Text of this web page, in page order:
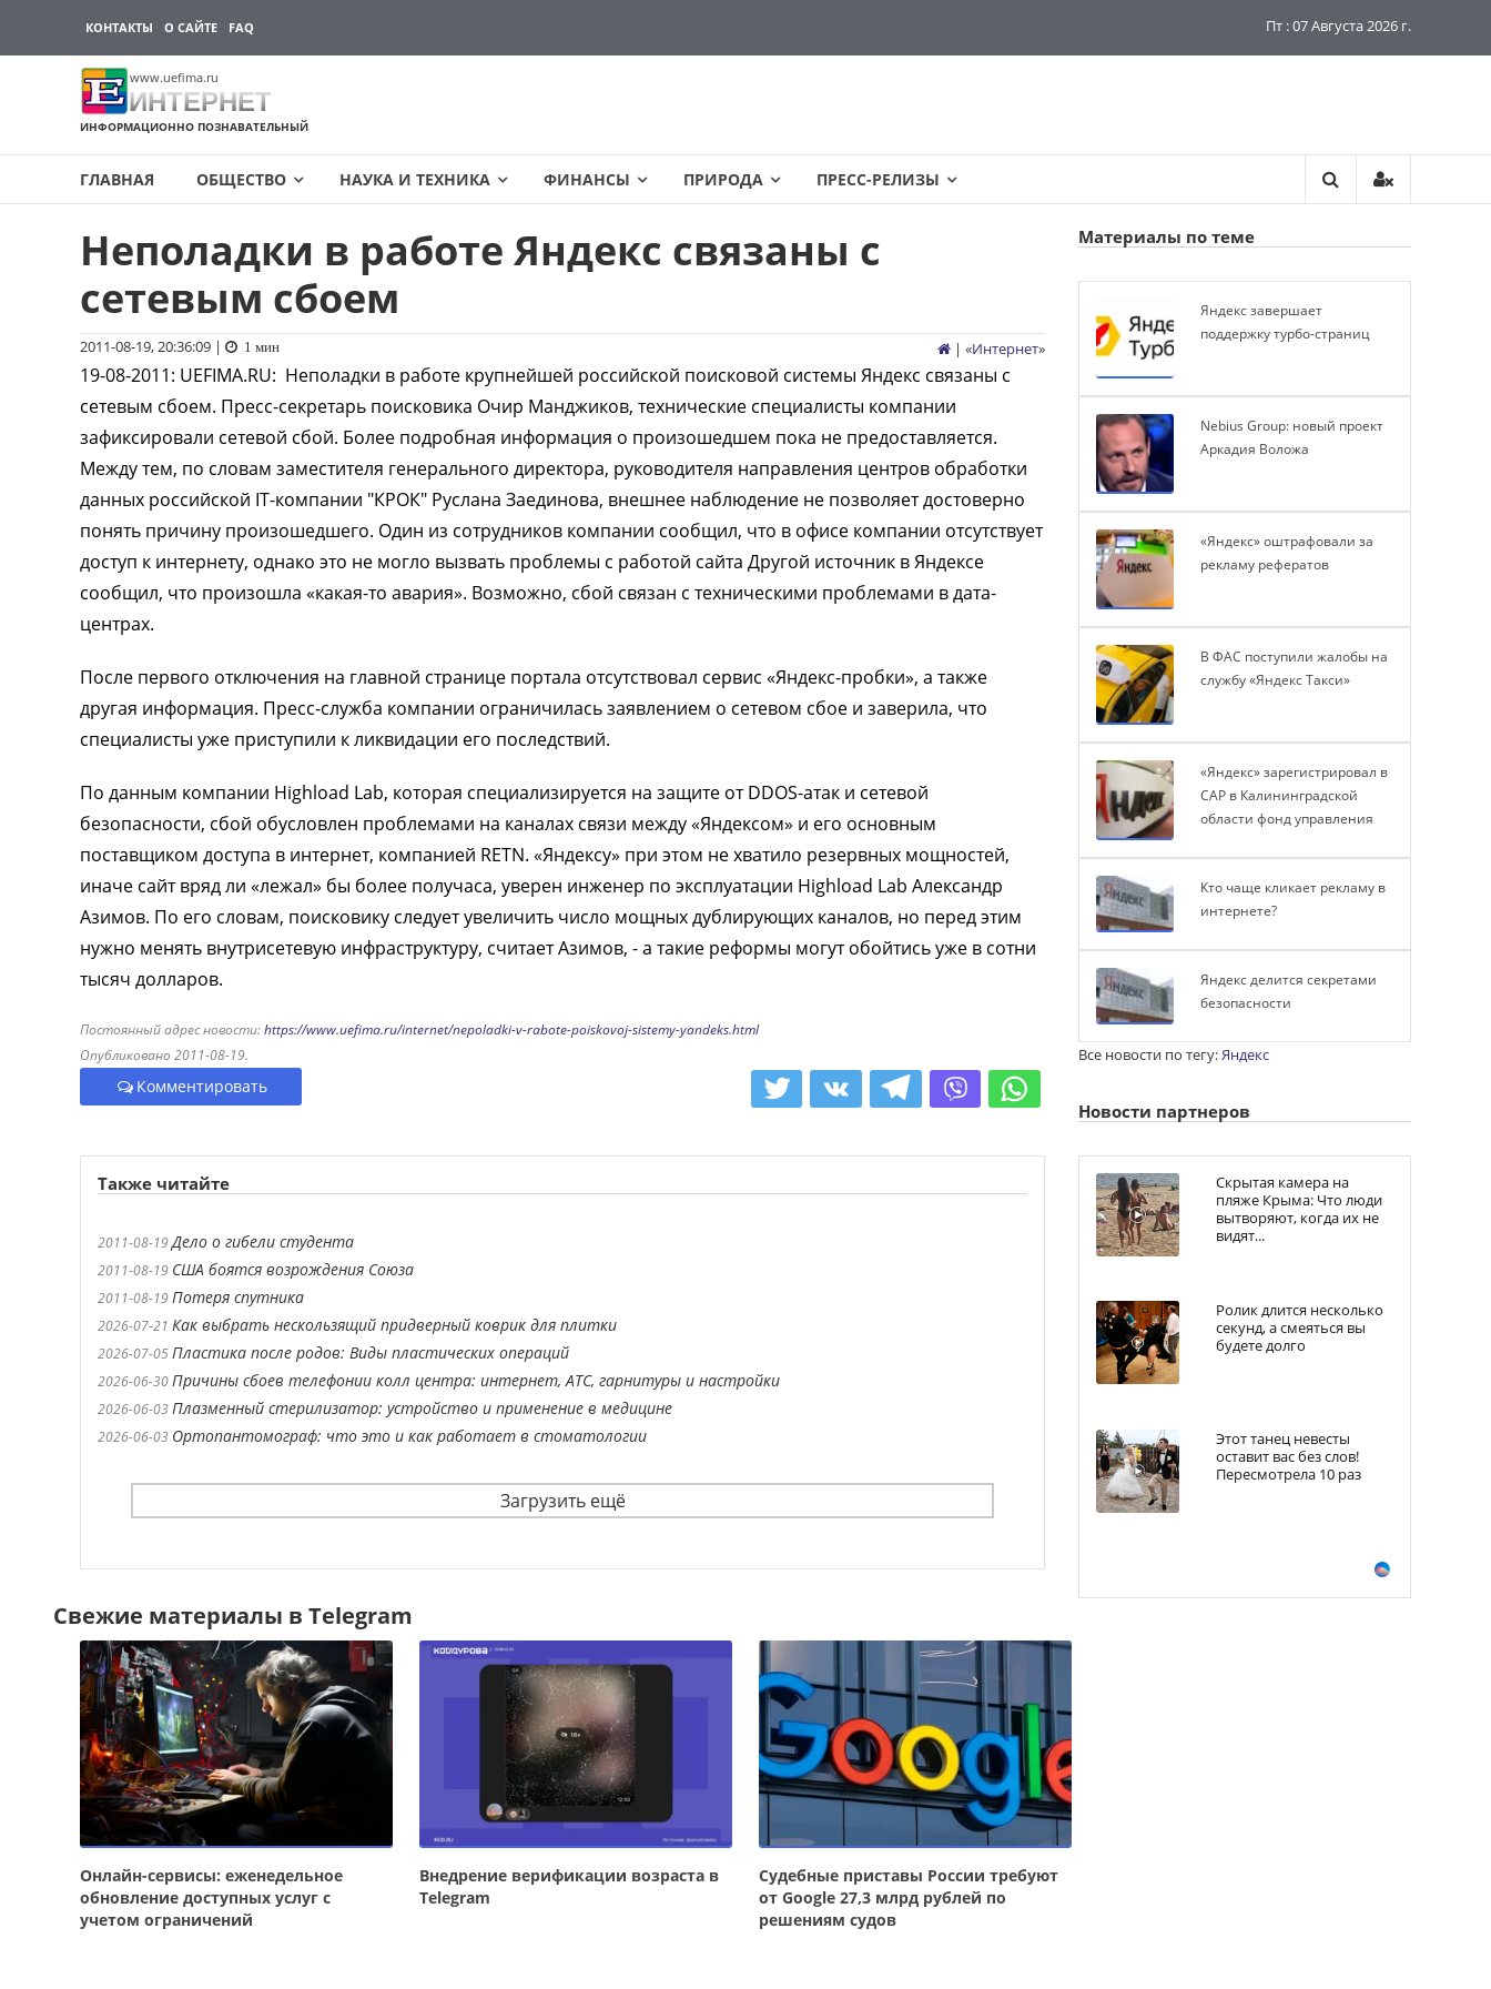
КОНТАКТЫ О САЙТЕ FAQ Пт : 07 Августа 2026 г.
www.uefima.ru
ИНТЕРНЕТ
ИНФОРМАЦИОННО ПОЗНАВАТЕЛЬНЫЙ
ГЛАВНАЯ ОБЩЕСТВО НАУКА И ТЕХНИКА ФИНАНСЫ ПРИРОДА ПРЕСС-РЕЛИЗЫ
содержимому
Неполадки в работе Яндекс связаны с
сетевым сбоем
2011-08-19, 20:36:09 | 1 мин | «Интернет»
19-08-2011: UEFIMA.RU: Неполадки в работе крупнейшей российской поисковой системы Яндекс связаны с
сетевым сбоем. Пресс-секретарь поисковика Очир Манджиков, технические специалисты компании
зафиксировали сетевой сбой. Более подробная информация о произошедшем пока не предоставляется.
Между тем, по словам заместителя генерального директора, руководителя направления центров обработки
данных российской IT-компании "КРОК" Руслана Заединова, внешнее наблюдение не позволяет достоверно
понять причину произошедшего. Один из сотрудников компании сообщил, что в офисе компании отсутствует
доступ к интернету, однако это не могло вызвать проблемы с работой сайта Другой источник в Яндексе
сообщил, что произошла «какая-то авария». Возможно, сбой связан с техническими проблемами в дата-
центрах.
После первого отключения на главной странице портала отсутствовал сервис «Яндекс-пробки», а также
другая информация. Пресс-служба компании ограничилась заявлением о сетевом сбое и заверила, что
специалисты уже приступили к ликвидации его последствий.
По данным компании Highload Lab, которая специализируется на защите от DDOS-атак и сетевой
безопасности, сбой обусловлен проблемами на каналах связи между «Яндексом» и его основным
поставщиком доступа в интернет, компанией RETN. «Яндексу» при этом не хватило резервных мощностей,
иначе сайт вряд ли «лежал» бы более получаса, уверен инженер по эксплуатации Highload Lab Александр
Азимов. По его словам, поисковику следует увеличить число мощных дублирующих каналов, но перед этим
нужно менять внутрисетевую инфраструктуру, считает Азимов, - а такие реформы могут обойтись уже в сотни
тысяч долларов.
Постоянный адрес новости:https://www.uefima.ru/internet/nepoladki-v-rabote-poiskovoj-sistemy-yandeks.html
Опубликовано 2011-08-19.
Комментировать
Также читайте
2011-08-19Дело о гибели студента
2011-08-19 США боятся возрождения Союза
2011-08-19Потеря спутника
2026-07-21 Как выбрать нескользящий придверный коврик для плитки
2026-07-05Пластика после родов: Виды пластических операций
2026-06-30Причины сбоев телефонии колл центра: интернет, АТС, гарнитуры и настройки
2026-06-03Плазменный стерилизатор: устройство и применение в медицине
2026-06-03 Ортопантомограф: что это и как работает в стоматологии
Загрузить ещё
Свежие материалы в Telegram
Онлайн-сервисы: еженедельное
обновление доступных услуг с
учетом ограничений
Внедрение верификации возраста в
Telegram
Судебные приставы России требуют
от Google 27,3 млрд рублей по
решениям судов
Материалы по теме
Яндекс завершает
поддержку турбо-страниц
Nebius Group: новый проект
Аркадия Воложа
«Яндекс» оштрафовали за
рекламу рефератов
В ФАС поступили жалобы на
службу «Яндекс Такси»
«Яндекс» зарегистрировал в
САР в Калининградской
области фонд управления
Кто чаще кликает рекламу в
интернете?
Яндекс делится секретами
безопасности
Все новости по тегу:Яндекс
Новости партнеров
Скрытая камера на
пляже Крыма: Что люди
вытворяют, когда их не
видят...
Ролик длится несколько
секунд, а смеяться вы
будете долго
Этот танец невесты
оставит вас без слов!
Пересмотрела 10 раз